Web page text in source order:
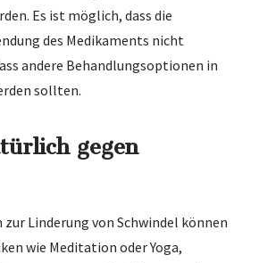
Es ist möglich, dass die
des Medikaments nicht
andere Behandlungsoptionen in
sollten.
gegen
Linderung von Schwindel können
wie Meditation oder Yoga,